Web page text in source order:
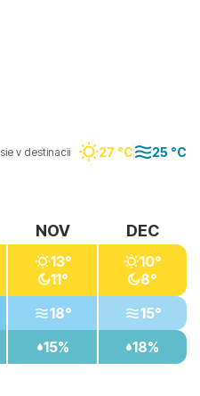
v destinacii 27 °C 25 °C
NOV
13°
11°
18°
15%
DEC
10°
8°
15°
18%